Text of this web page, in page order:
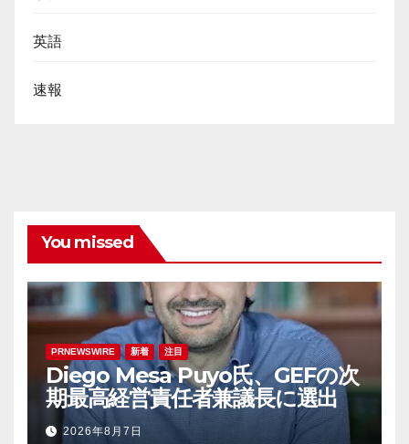
英語
速報
You missed
PRNEWSWIRE 新着 注目
Diego Mesa Puyo氏、GEFの次
期最高経営責任者兼議長に選出
2026年8月7日